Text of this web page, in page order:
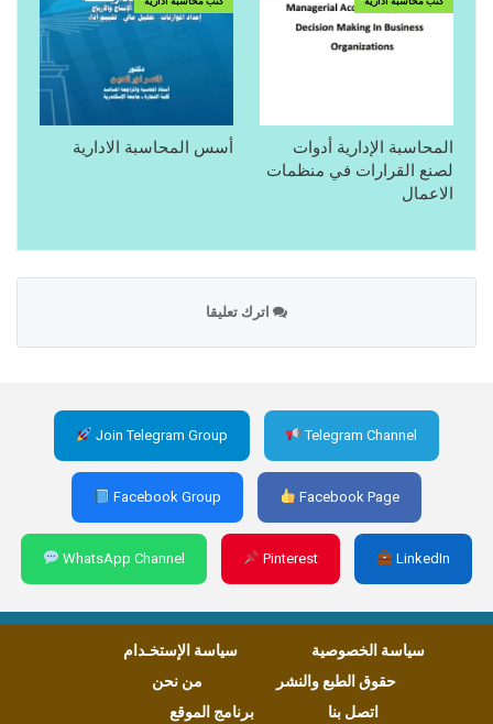
المحاسبة الإدارية أدوات
لصنع القرارات في منظمات
الاعمال
أسس المحاسبة الادارية
اترك تعليقا
Join Telegram Group Telegram Channel
Facebook Group Facebook Page
WhatsApp Channel Pinterest LinkedIn
سياسة الخصوصية
سياسة الإستخـدام
حقوق الطبع والنشر
من نحن
اتصل بنا
برنامج الموقع